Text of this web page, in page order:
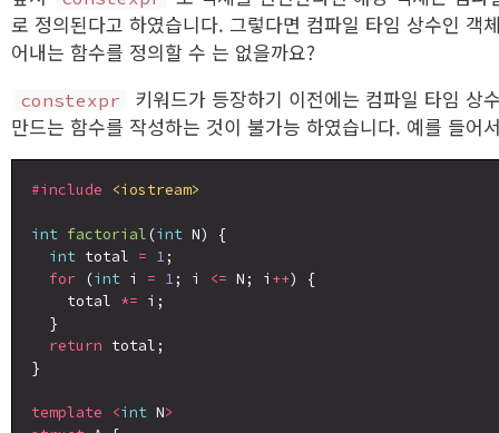
로 정의된다고 하였습니다. 그렇다면 컴파일 타임 상수인 객
어내는 함수를 정의할 수 는 없을까요?
constexpr
키워드가 등장하기 이전에는 컴파일 타임 상
만드는 함수를 작성하는 것이 불가능 하였습니다. 예를 들어
#include <iostream>
int factorial (int N) {
int total = 1;
for (int i = 1; i <= N; i ++) {
    total
*= i;
  }
return total;
}
template <int N>